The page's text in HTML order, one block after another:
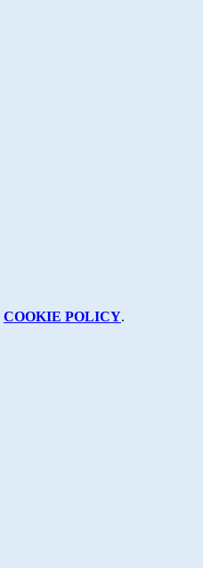
COOKIE POLICY.